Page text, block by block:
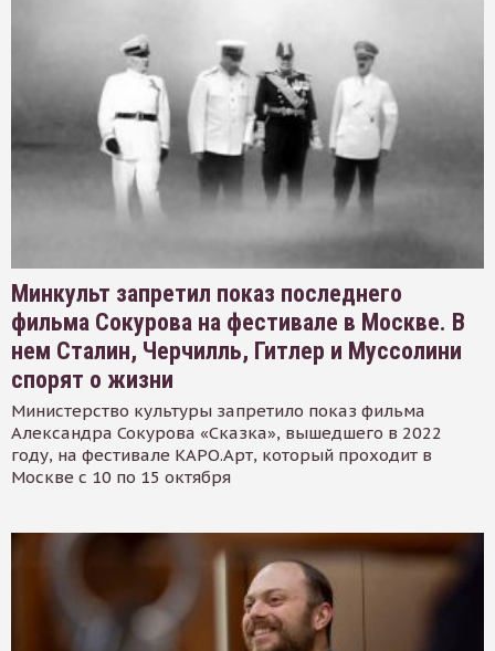
Минкульт запретил показ последнего
фильма Сокурова на фестивале в Москве. В
нем Сталин, Черчилль, Гитлер и Муссолини
спорят о жизни
Министерство культуры запретило показ фильма
Александра Сокурова «Сказка», вышедшего в 2022
году, на фестивале КАРО.Арт, который проходит в
Москве с 10 по 15 октября